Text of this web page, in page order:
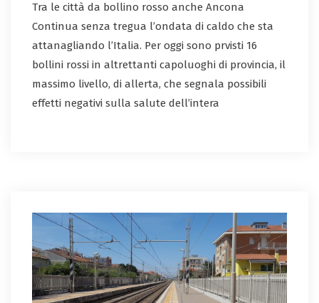
Tra le città da bollino rosso anche Ancona
Continua senza tregua l’ondata di caldo che sta
attanagliando l’Italia. Per oggi sono prvisti 16
bollini rossi in altrettanti capoluoghi di provincia, il
massimo livello, di allerta, che segnala possibili
effetti negativi sulla salute dell’intera